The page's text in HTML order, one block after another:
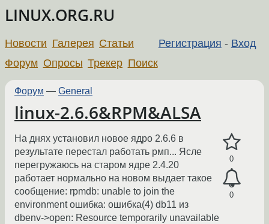
LINUX.ORG.RU
Регистрация - Вход
Новости Галерея Статьи
Форум Опросы Трекер Поиск
Форум — General
linux-2.6.6&RPM&ALSA
0
0
На днях установил новое ядро 2.6.6 в
результате перестал работать рмп... Ясле
перегружаюсь на старом ядре 2.4.20
работает нормально на новом выдает такое
сообщение: rpmdb: unable to join the
environment ошибка: ошибка(4) db11 из
dbenv->open: Resource temporarily unavailable